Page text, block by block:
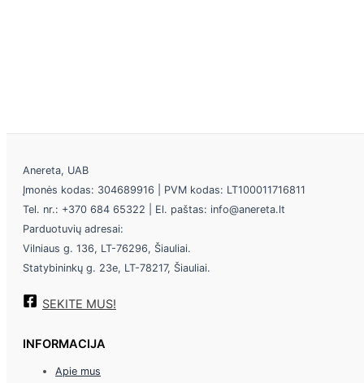
Anereta, UAB
Įmonės kodas: 304689916 | PVM kodas: LT100011716811
Tel. nr.: +370 684 65322 | El. paštas: info@anereta.lt
Parduotuvių adresai:
Vilniaus g. 136, LT-76296, Šiauliai.
Statybininkų g. 23e, LT-78217, Šiauliai.
SEKITE MUS!
INFORMACIJA
Apie mus